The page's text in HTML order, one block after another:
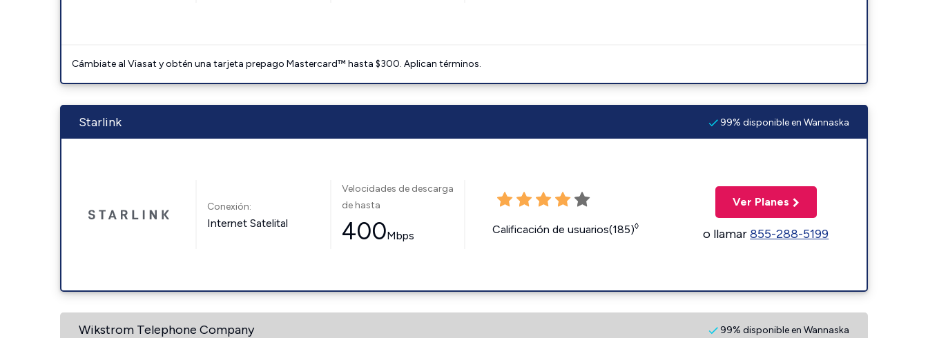
Cámbiate al Viasat y obtén una tarjeta prepago Mastercard™ hasta $300. Aplican términos.
Starlink 99% disponible en Wannaska
Conexión:
Internet Satelital
Velocidades de descarga
de hasta
400Mbps Calificación de usuarios(185)◊
Ver Planes
o llamar855-288-5199
Wikstrom Telephone Company 99% disponible en Wannaska